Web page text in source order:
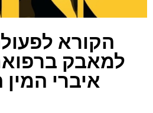
הקורא
למאבק
איברי המין